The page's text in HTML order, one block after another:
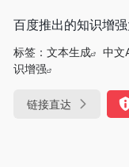
百度推出的知识增
标签： 文本生成 中文
识增强
链接直达